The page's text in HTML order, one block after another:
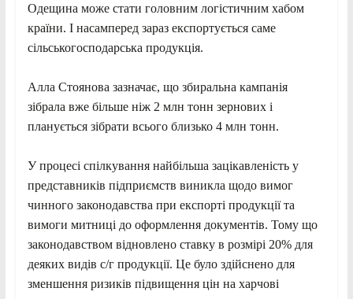
Одещина може стати головним логістичним хабом
країни. І насамперед зараз експортується саме
сільськогосподарська продукція.
Алла Стоянова зазначає, що збиральна кампанія
зібрала вже більше ніж 2 млн тонн зернових і
планується зібрати всього близько 4 млн тонн.
У процесі спілкування найбільша зацікавленість у
представників підприємств виникла щодо вимог
чинного законодавства при експорті продукції та
вимоги митниці до оформлення документів. Тому що
законодавством відновлено ставку в розмірі 20% для
деяких видів с/г продукції. Це було здійснено для
зменшення ризиків підвищення цін на харчові